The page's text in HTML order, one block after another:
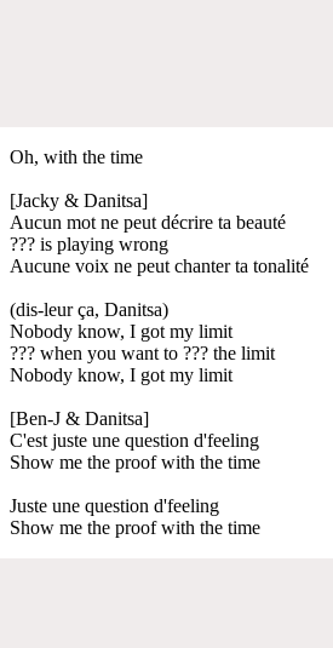
Oh, with the time
[Jacky & Danitsa]
Aucun mot ne peut décrire ta beauté
??? is playing wrong
Aucune voix ne peut chanter ta tonalité
(dis-leur ça, Danitsa)
Nobody know, I got my limit
??? when you want to ??? the limit
Nobody know, I got my limit
[Ben-J & Danitsa]
C'est juste une question d'feeling
Show me the proof with the time
Juste une question d'feeling
Show me the proof with the time